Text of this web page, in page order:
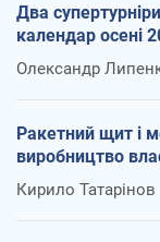
Два
календар осені
Олександр
Ракетний щит і
виробництво
Кирило Татарінов